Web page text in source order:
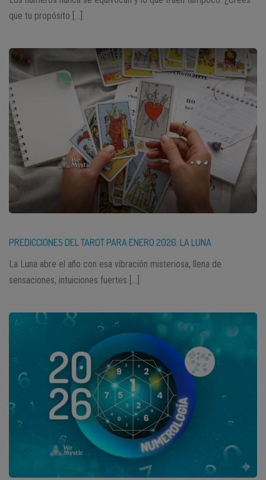
que tu propósito […]
PREDICCIONES DEL TAROT PARA ENERO 2026: LA LUNA
La Luna abre el año con esa vibración misteriosa, llena de
sensaciones, intuiciones fuertes […]